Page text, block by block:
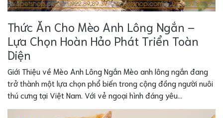
Thức Ăn Cho Mèo Anh Lông Ngắn –
Lựa Chọn Hoàn Hảo Phát Triển Toàn
Diện
Giới Thiệu về Mèo Anh Lông Ngắn Mèo anh lông ngắn đang
trở thành một lựa chọn phổ biến trong cộng đồng người nuôi
thú cưng tại Việt Nam. Với vẻ ngoại hình đáng yêu...